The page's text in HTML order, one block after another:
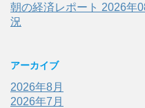
朝の経済レポート 2026年
況
アーカイブ
2026年8月
2026年7月